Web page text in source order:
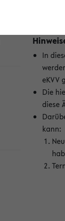
In
eKVV
Die
diese
kann: